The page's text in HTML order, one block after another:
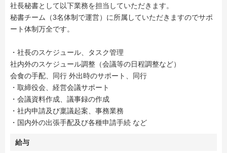
社長秘書として以下業務を担当していただきます。
秘書チーム（3名体制で運営）に所属していただきますのでサポ
ート体制万全です。
・社長のスケジュール、タスク管理
社内外のスケジュール調整（会議等の日程調整など）
会食の手配、同行 外出時のサポート、同行
・取締役会、経営会議サポート
・会議資料作成、議事録の作成
・社内申請及び稟議起案、事務業務
・国内外の出張手配及び各種申請手続 など
給与